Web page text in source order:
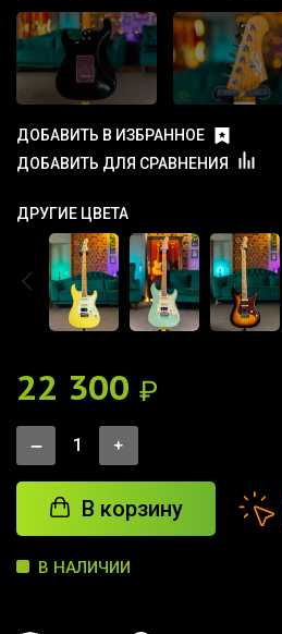
ДОБАВИТЬ В ИЗБРАННОЕ
ДОБАВИТЬ ДЛЯ СРАВНЕНИЯ
ДРУГИЕ ЦВЕТА
22 300 ₽
В корзину
В НАЛИЧИИ